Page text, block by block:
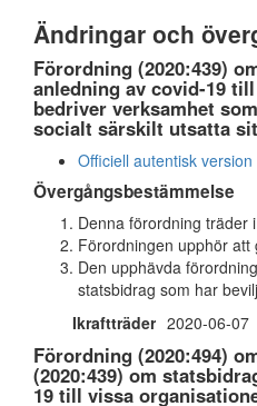
Ändringar och
Förordning (2020:439)
anledning av covid-19
bedriver verksamhet
socialt särskilt utsatta
Officiell autentisk version
Övergångsbestämmelse
Denna förordning träder
Förordningen upphör
Den upphävda
statsbidrag som har
Ikraftträder 2020-06-07
Förordning (2020:494)
(2020:439) om
19 till vissa